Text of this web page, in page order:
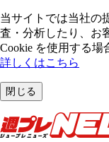
当サイトでは当社の
査・分析したり、お
Cookie を使⽤する場
詳しくはこちら
閉じる